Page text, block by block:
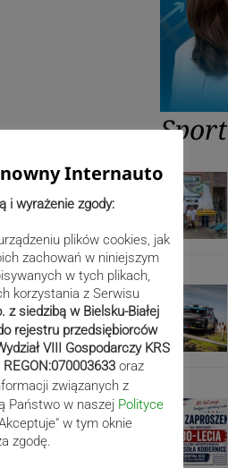
Sport
Internauto
i wyrażenie zgody:
plików cookies, jak
zachowań w niniejszym
w tych plikach,
korzystania z Serwisu
z siedzibą w Bielsku-Białej
rejestru przedsiębiorców
VIII Gospodarczy KRS
oraz
związanych z
Państwo w naszej Polityce
w tym oknie
zgodę.